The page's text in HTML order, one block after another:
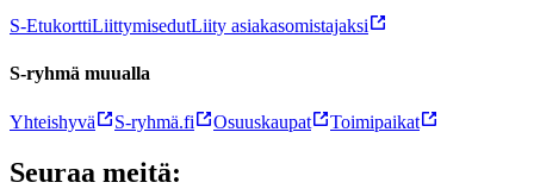
S-EtukorttiLiittymisedutLiity asiakasomistajaksi
S-ryhmä muualla
Yhteishyvä S-ryhmä.fi Osuuskaupat Toimipaikat
Seuraa meitä: